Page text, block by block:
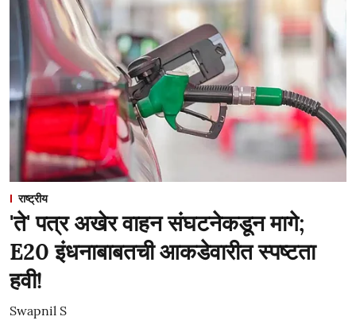
राष्ट्रीय
'ते' पत्र अखेर वाहन संघटनेकडून मागे;
E20 इंधनाबाबतची आकडेवारीत स्पष्टता
हवी!
Swapnil S